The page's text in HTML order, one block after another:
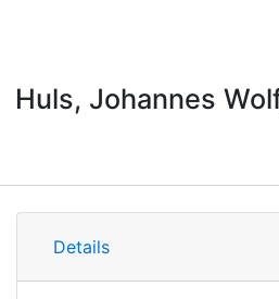
Huls, Johannes
Details
Details